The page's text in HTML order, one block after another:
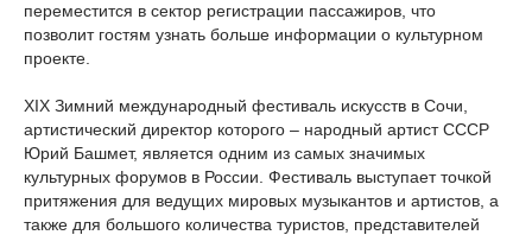
переместится в сектор регистрации пассажиров, что
позволит гостям узнать больше информации о культурном
проекте.
XIX Зимний международный фестиваль искусств в Сочи,
артистический директор которого – народный артист СССР
Юрий Башмет, является одним из самых значимых
культурных форумов в России. Фестиваль выступает точкой
притяжения для ведущих мировых музыкантов и артистов, а
также для большого количества туристов, представителей